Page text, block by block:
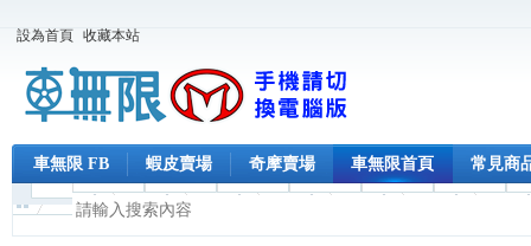
設為首頁 收藏本站
車無限 FB 蝦皮賣場 奇摩賣場 車無限首頁 常見商